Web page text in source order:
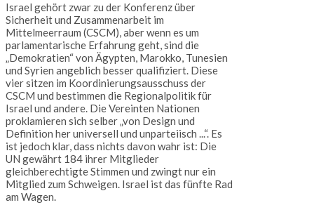
Israel gehört zwar zu der Konferenz über
Sicherheit und Zusammenarbeit im
Mittelmeerraum (CSCM), aber wenn es um
parlamentarische Erfahrung geht, sind die
„Demokratien“ von Ägypten, Marokko, Tunesien
und Syrien angeblich besser qualifiziert. Diese
vier sitzen im Koordinierungsausschuss der
CSCM und bestimmen die Regionalpolitik für
Israel und andere. Die Vereinten Nationen
proklamieren sich selber „von Design und
Definition her universell und unparteiisch ...“. Es
ist jedoch klar, dass nichts davon wahr ist: Die
UN gewährt 184 ihrer Mitglieder
gleichberechtigte Stimmen und zwingt nur ein
Mitglied zum Schweigen. Israel ist das fünfte Rad
am Wagen.